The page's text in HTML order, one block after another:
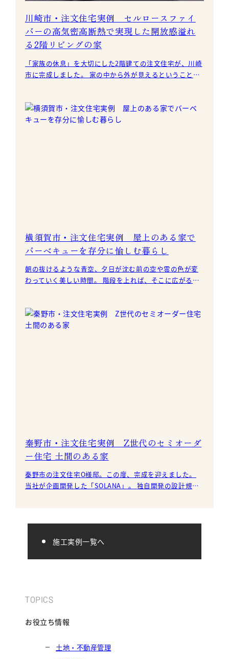
川崎市・注文住宅実例 セルロースファイ
バーの高気密高断熱で実現した開放感溢れ
る2階リビングの家
「家族の休息」を大切にした2階建ての注文住宅が、川崎
市に完成しました。 家の中から外が見えるということ
横須賀市・注文住宅実例 屋上のある家で
バーベキューを存分に愉しむ暮らし
朝の抜けるような青空、夕日が沈む前の空や雲の色が変
わっていく美しい時間。 階段を上れば、そこに広がる大
秦野市・注文住宅実例 Z世代のセミオーダ
ー住宅 土間のある家
秦野市の注文住宅O様邸。この度、完成を迎えました。
当社が企画開発した「SOLANA」。 独自開発の設計規則
施工実例一覧へ
TOPICS
お役立ち情報
土地・不動産管理